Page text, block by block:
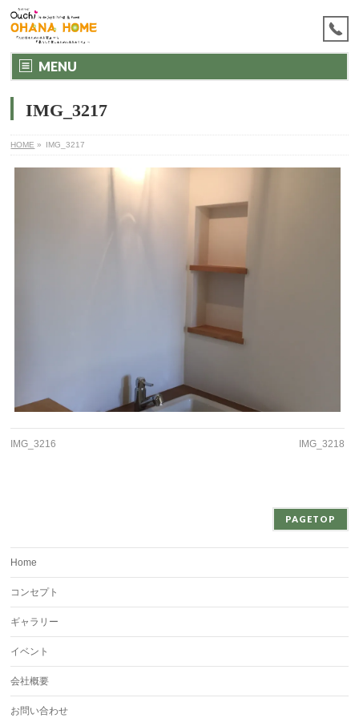
MENU
IMG_3217
HOME » IMG_3217
IMG_3216 IMG_3218
PAGETOP
Home
コンセプト
ギャラリー
イベント
会社概要
お問い合わせ